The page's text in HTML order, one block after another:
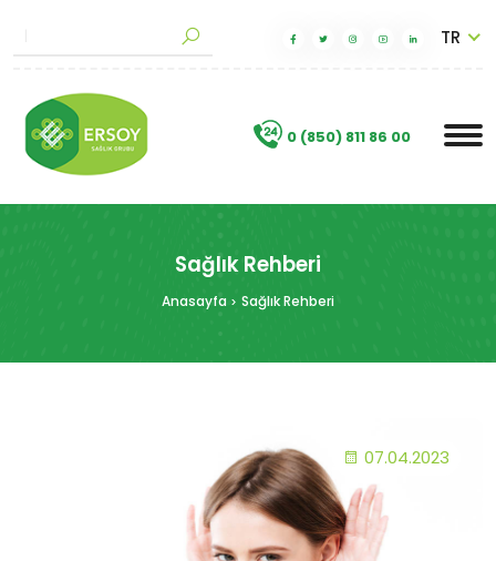
0 (850) 811 86 00
TR
Sağlık Rehberi
Anasayfa Sağlık Rehberi
07.04.2023